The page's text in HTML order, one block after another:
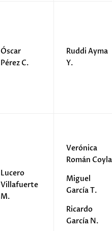
Óscar
Pérez C.
Ruddi Ayma
Y.
Lucero
Villafuerte
M.
Verónica
Román Coyla
Miguel
García T.
Ricardo
García N.